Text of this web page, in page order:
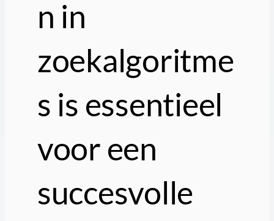
n in
zoekalgoritme
s is essentieel
voor een
succesvolle